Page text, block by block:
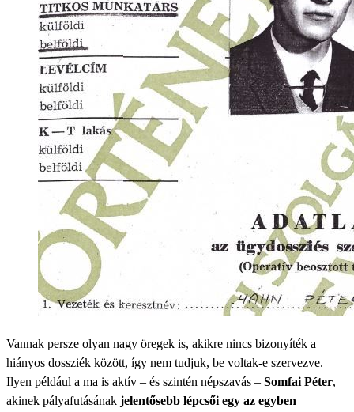
Vannak persze olyan nagy öregek is, akikre nincs bizonyíték a
hiányos dossziék között, így nem tudjuk, be voltak-e szervezve.
Ilyen például a ma is aktív – és szintén népszavás – Somfai Péter,
akinek pályafutásának jelentősebb lépcsői egy az egyben